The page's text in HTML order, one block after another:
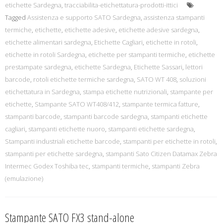
etichette Sardegna, tracciabilita-etichettatura-prodotti-ittici
Tagged Assistenza e supporto SATO Sardegna, assistenza stampanti
termiche, etichette, etichette adesive, etichette adesive sardegna,
etichette alimentari sardegna, Etichette Cagliari, etichette in rotoli,
etichette in rotoli Sardegna, etichette per stampanti termiche, etichette
prestampate sardegna, etichette Sardegna, Etichette Sassari, lettori
barcode, rotoli etichette termiche sardegna, SATO WT 408, soluzioni
etichettatura in Sardegna, stampa etichette nutrizionali, stampante per
etichette, Stampante SATO WT408/412, stampante termica fatture,
stampanti barcode, stampanti barcode sardegna, stampanti etichette
cagliari, stampanti etichette nuoro, stampanti etichette sardegna,
Stampanti industriali etichette barcode, stampanti per etichette in rotoli,
stampanti per etichette sardegna, stampanti Sato Citizen Datamax Zebra
Intermec Godex Toshiba tec, stampanti termiche, stampanti Zebra
(emulazione)
Stampante SATO FX3 stand-alone